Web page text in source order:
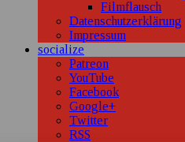
Filmflausch
Datenschutzerklärung
Impressum
socialize
Patreon
YouTube
Facebook
Google+
Twitter
RSS